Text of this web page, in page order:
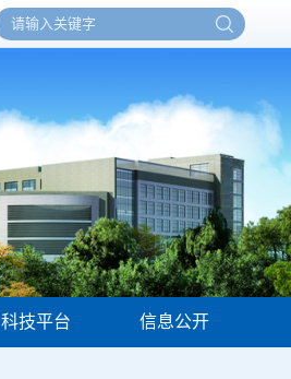
科技平台 信息公开